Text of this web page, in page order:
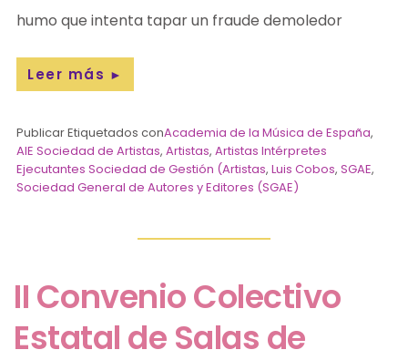
humo que intenta tapar un fraude demoledor
Leer más ►
Publicar Etiquetados conAcademia de la Música de España,
AIE Sociedad de Artistas,Artistas,Artistas Intérpretes
Ejecutantes Sociedad de Gestión (Artistas,Luis Cobos,SGAE,
Sociedad General de Autores y Editores (SGAE)
II Convenio Colectivo
Estatal de Salas de